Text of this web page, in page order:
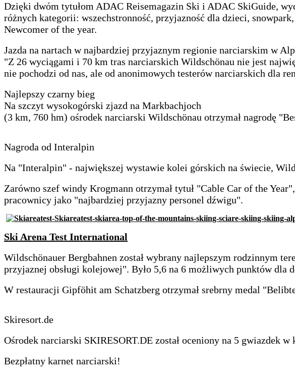
Dzięki dwóm tytułom ADAC Reisemagazin Ski i ADAC SkiGuide,
różnych kategorii: wszechstronność, przyjazność dla dzieci,
Newcomer of the year.
Jazda na nartach w najbardziej przyjaznym regionie narciarskim w
"Z 26 wyciągami i 70 km tras narciarskich Wildschönau nie jest
nie pochodzi od nas, ale od anonimowych testerów narciarskich dla
Najlepszy czarny bieg
Na szczyt wysokogórski zjazd na Markbachjoch
(3 km, 760 hm) ośrodek narciarski Wildschönau otrzymał nagrodę
Nagroda od Interalpin
Na "Interalpin" - największej wystawie kolei górskich na świecie,
Zarówno szef windy Krogmann otrzymał tytuł "Cable Car of the
pracownicy jako "najbardziej przyjazny personel dźwigu".
Ski Arena Test International
Wildschönauer Bergbahnen został wybrany najlepszym rodzinnym
przyjaznej obsługi kolejowej". Było 5,6 na 6 możliwych punktów dla
W restauracji Gipföhit am Schatzberg otrzymał srebrny medal
Skiresort.de
Ośrodek narciarski SKIRESORT.DE został oceniony na 5 gwiazdek
Bezpłatny karnet narciarski!